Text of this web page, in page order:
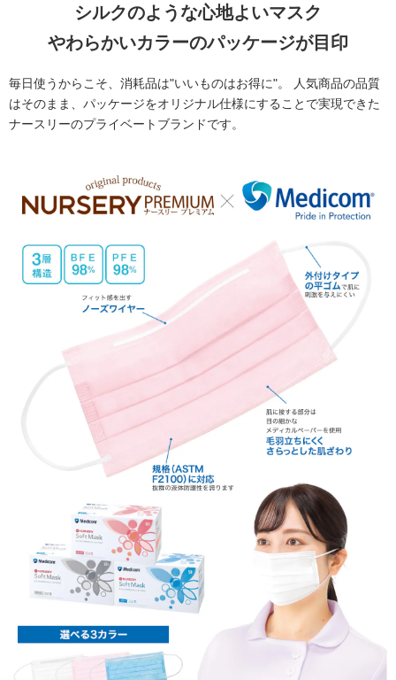
シルクのような心地よいマスク
やわらかいカラーのパッケージが目印
毎日使うからこそ、消耗品は"いいものはお得に"。
人気商品の品質
はそのまま、パッケージをオリジナル仕様にすることで実現できた
ナースリーのプライベートブランドです。